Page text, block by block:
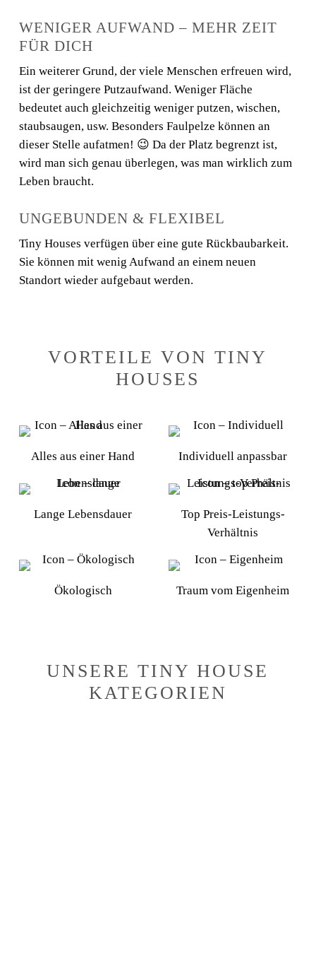
WENIGER AUFWAND – MEHR ZEIT
FÜR DICH
Ein weiterer Grund, der viele Menschen erfreuen wird,
ist der geringere Putzaufwand. Weniger Fläche
bedeutet auch gleichzeitig weniger putzen, wischen,
staubsaugen, usw. Besonders Faulpelze können an
dieser Stelle aufatmen! 😉 Da der Platz begrenzt ist,
wird man sich genau überlegen, was man wirklich zum
Leben braucht.
UNGEBUNDEN & FLEXIBEL
Tiny Houses verfügen über eine gute Rückbaubarkeit.
Sie können mit wenig Aufwand an einem neuen
Standort wieder aufgebaut werden.
VORTEILE VON TINY
HOUSES
Alles aus einer Hand Individuell anpassbar
Lange Lebensdauer
Top Preis-Leistungs-
Verhältnis
Ökologisch Traum vom Eigenheim
UNSERE TINY HOUSE
KATEGORIEN